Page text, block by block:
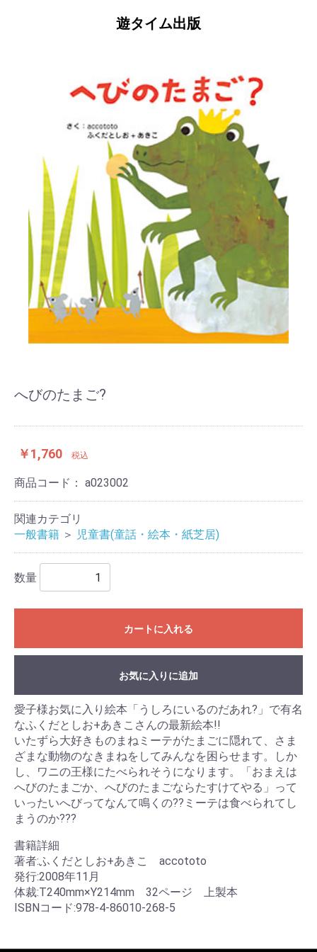
遊タイム出版
へびのたまご?
￥1,760 税込
商品コード： a023002
関連カテゴリ
一般書籍 ＞ 児童書(童話・絵本・紙芝居)
数量
カートに入れる
お気に入りに追加
愛子様お気に入り絵本「うしろにいるのだあれ?」で有名
なふくだとしお+あきこさんの最新絵本!!
いたずら大好きものまねミーテがたまごに隠れて、さま
ざまな動物のなきまねをしてみんなを困らせます。しか
し、ワニの王様にたべられそうになります。「おまえは
へびのたまごか、へびのたまごならたすけてやる」って
いったいへびってなんて鳴くの??ミーテは食べられてし
まうのか???
書籍詳細
著者:ふくだとしお+あきこ accototo
発行:2008年11月
体裁:T240mm×Y214mm 32ページ 上製本
ISBNコード:978-4-86010-268-5